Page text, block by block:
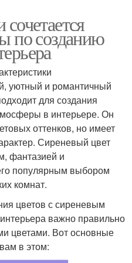
по созданию
уютный и романтичный
для создания
в интерьере. Он
оттенков, но имеет
Сиреневый цвет
фантазией и
популярным выбором
комнат.
цветов с сиреневым
важно правильно
цветами. Вот основные
в этом: